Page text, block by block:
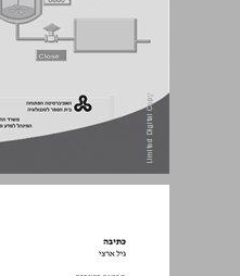
תוכן העניינים ... 3